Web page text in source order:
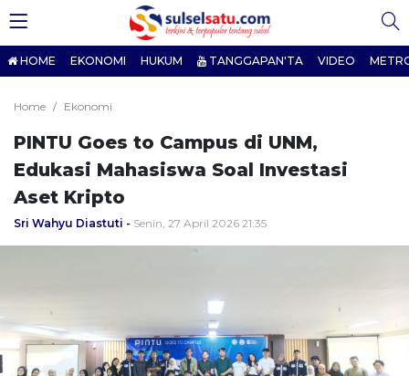
HOME EKONOMI HUKUM TANGGAPAN'TA VIDEO
Home Ekonomi
PINTU Goes to Campus di UNM,
Edukasi Mahasiswa Soal Investasi
Aset Kripto
Sri Wahyu Diastuti Senin, 27 April 2026 21:35